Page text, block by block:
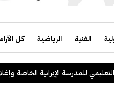
الفنية الرياضية كل الآراء
الإيرانية الخاصة وإغلاقها .